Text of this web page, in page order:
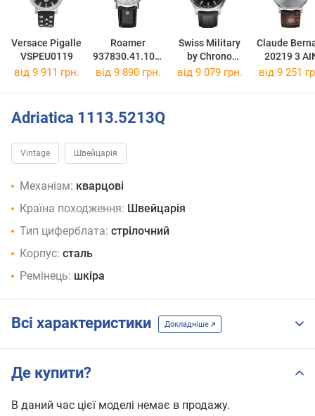
Versace Pigalle
VSPEU0119
Roamer
937830.41.10.0
9
Swiss Military
by Chrono
SM34104.08
Claude
20219 3
від 9 911 грн. від 9 890 грн. від 9 079 грн. від 9 251
Adriatica 1113.5213Q
Vintage Швейцарія
Механізм: кварцові
Країна походження: Швейцарія
Тип циферблата: стрілочний
Корпус: сталь
Ремінець: шкіра
Всі характеристики Докладніше
Де купити?
В даний час цієї моделі немає в продажу.